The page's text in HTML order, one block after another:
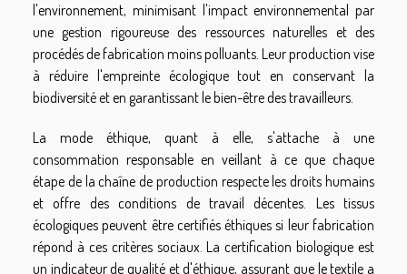
l'environnement, minimisant l'impact environnemental par
une gestion rigoureuse des ressources naturelles et des
procédés de fabrication moins polluants. Leur production vise
à réduire l'empreinte écologique tout en conservant la
biodiversité et en garantissant le bien-être des travailleurs.
La mode éthique, quant à elle, s'attache à une
consommation responsable en veillant à ce que chaque
étape de la chaîne de production respecte les droits humains
et offre des conditions de travail décentes. Les tissus
écologiques peuvent être certifiés éthiques si leur fabrication
répond à ces critères sociaux. La certification biologique est
un indicateur de qualité et d'éthique, assurant que le textile a